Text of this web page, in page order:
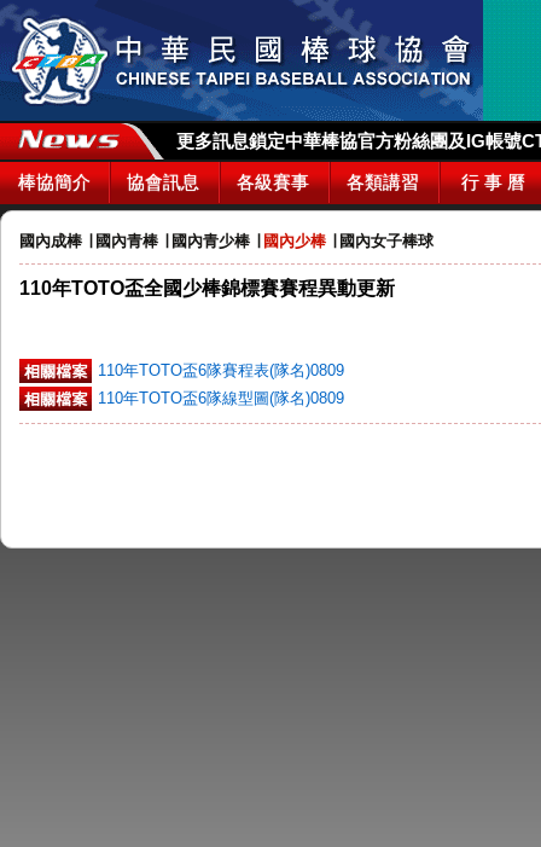
更多訊息鎖定中華棒協官方粉絲團及IG帳號
棒協簡介 協會訊息 各級賽事 各類講習 行 事 曆
國內成棒 國內青棒 國內青少棒 國內少棒 國內女子棒球
110年TOTO盃全國少棒錦標賽賽程異動更新
110年TOTO盃6隊賽程表(隊名)0809
110年TOTO盃6隊線型圖(隊名)0809